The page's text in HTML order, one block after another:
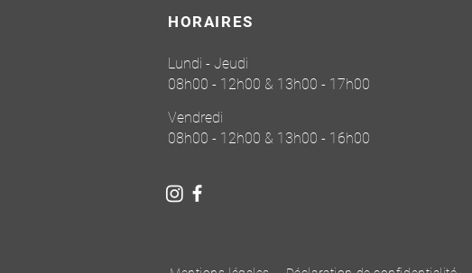
HORAIRES
Lundi - Jeudi
08h00 - 12h00 & 13h00 - 17h00
Vendredi
08h00 - 12h00 & 13h00 - 16h00